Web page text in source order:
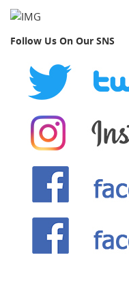
Follow Us On Our SNS